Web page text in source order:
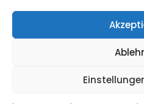
Kommentar-Feed
WordPress.org